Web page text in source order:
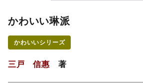
かわいい琳派
かわいいシリーズ
三戸 信惠 著